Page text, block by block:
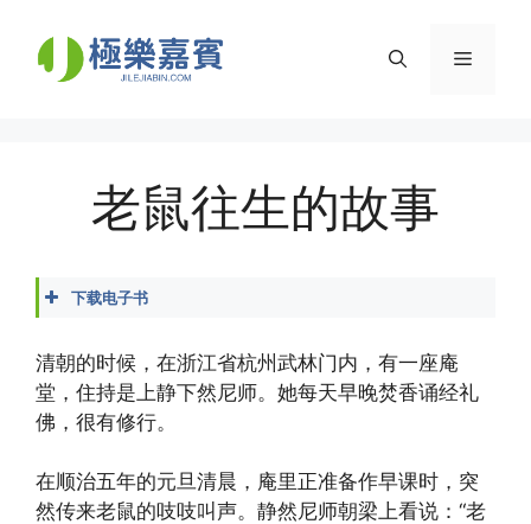
content
Menu
老鼠往生的故事
下载电子书
大虚法师 - 关于念佛的传奇故事.epub
大虚法师 - 关于念佛的传奇故事.mobi
大虚法师 - 关于念佛的传奇故事.pdf
清朝的时候，在浙江省杭州武林门内，有一座庵
堂，住持是上静下然尼师。她每天早晚焚香诵经礼
佛，很有修行。
在顺治五年的元旦清晨，庵里正准备作早课时，突
然传来老鼠的吱吱叫声。静然尼师朝梁上看说：“老